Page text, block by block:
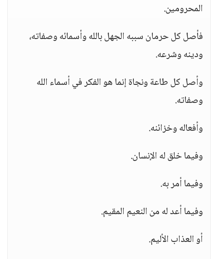
المحرومين.
فأصل كل حرمان سببه الجهل بالله وأسمائه وصفاته،
ودينه وشرعه.
وأصل كل طاعة ونجاة إنما هو الفكر في أسماء الله
وصفاته.
وأفعاله وخزائنه.
وفيما خلق له الإنسان.
وفيما أمر به.
وفيما أعد له من النعيم المقيم.
أو العذاب الأليم.